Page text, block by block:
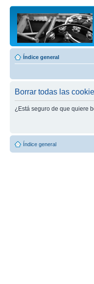
Índice general
Borrar todas las
¿Está seguro de que quiere
Índice general